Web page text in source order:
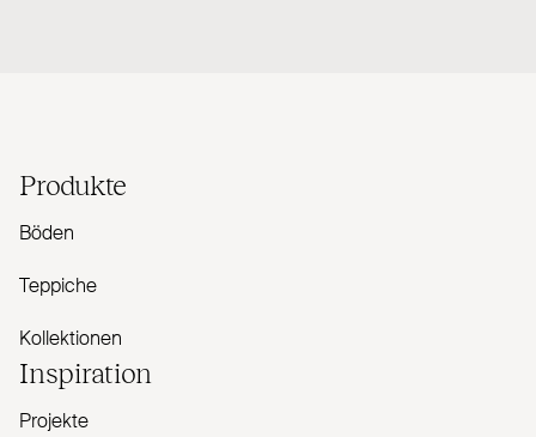
Produkte
Böden
Teppiche
Kollektionen
Inspiration
Projekte